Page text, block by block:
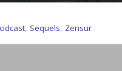
, Sequels, Zensur